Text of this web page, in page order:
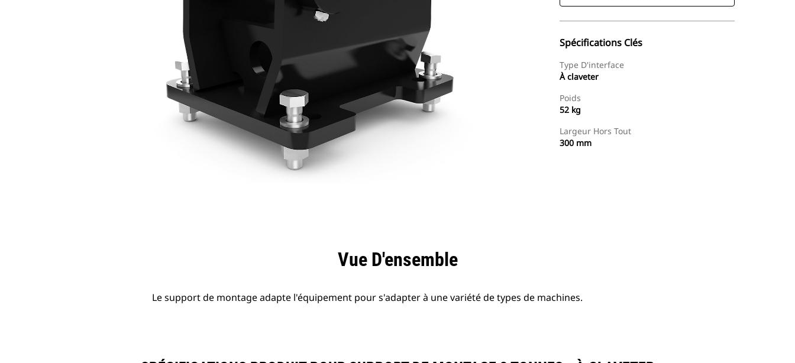
Spécifications Clés
Type D'interface
À claveter
Poids
52 kg
Largeur Hors Tout
300 mm
Vue D'ensemble
Le support de montage adapte l'équipement pour s'adapter à une variété de types de machines.